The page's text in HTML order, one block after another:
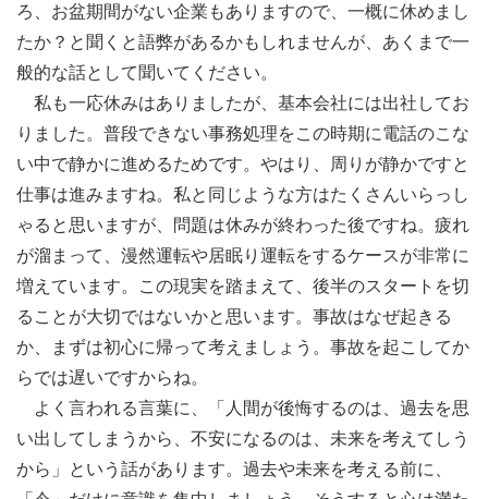
ろ、お盆期間がない企業もありますので、一概に休めまし
たか？と聞くと語弊があるかもしれませんが、あくまで一
般的な話として聞いてください。
私も一応休みはありましたが、基本会社には出社してお
りました。普段できない事務処理をこの時期に電話のこな
い中で静かに進めるためです。やはり、周りが静かですと
仕事は進みますね。私と同じような方はたくさんいらっし
ゃると思いますが、問題は休みが終わった後ですね。疲れ
が溜まって、漫然運転や居眠り運転をするケースが非常に
増えています。この現実を踏まえて、後半のスタートを切
ることが大切ではないかと思います。事故はなぜ起きる
か、まずは初心に帰って考えましょう。事故を起こしてか
らでは遅いですからね。
よく言われる言葉に、「人間が後悔するのは、過去を思
い出してしまうから、不安になるのは、未来を考えてしう
から」という話があります。過去や未来を考える前に、